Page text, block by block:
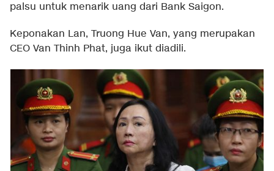
palsu untuk menarik uang dari Bank Saigon.
Keponakan Lan, Truong Hue Van, yang merupakan
CEO Van Thinh Phat, juga ikut diadili.